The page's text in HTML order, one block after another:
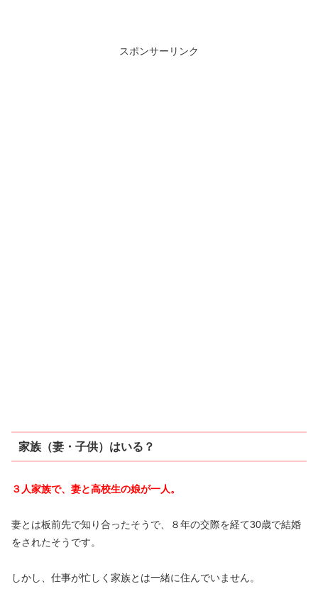
スポンサーリンク
家族（妻・子供）はいる？
３人家族で、妻と高校生の娘が一人。
妻とは板前先で知り合ったそうで、８年の交際を経て30歳で結婚
をされたそうです。
しかし、仕事が忙しく家族とは一緒に住んでいません。